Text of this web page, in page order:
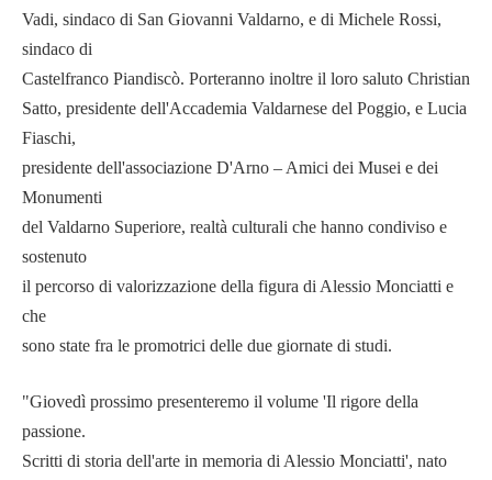
Vadi, sindaco di San Giovanni Valdarno, e di Michele Rossi,
sindaco di
Castelfranco Piandiscò. Porteranno inoltre il loro saluto Christian
Satto, presidente dell'Accademia Valdarnese del Poggio, e Lucia
Fiaschi,
presidente dell'associazione D'Arno – Amici dei Musei e dei
Monumenti
del Valdarno Superiore, realtà culturali che hanno condiviso e
sostenuto
il percorso di valorizzazione della figura di Alessio Monciatti e
che
sono state fra le promotrici delle due giornate di studi.
"Giovedì prossimo presenteremo il volume 'Il rigore della
passione.
Scritti di storia dell'arte in memoria di Alessio Monciatti', nato